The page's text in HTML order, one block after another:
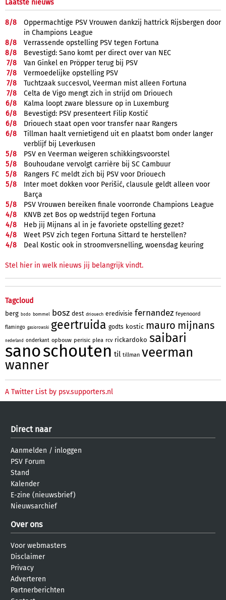
Laatste nieuws
8/8
Oppermachtige PSV Vrouwen dankzij hattrick Rijsbergen door
in Champions League
8/8
Verrassende opstelling PSV tegen Fortuna
8/8
Bevestigd: Sano komt per direct over van NEC
7/8
Van Ginkel en Pröpper terug bij PSV
7/8
Vermoedelijke opstelling PSV
7/8
Tuchtzaak succesvol, Veerman mist alleen Fortuna
7/8
Celta de Vigo mengt zich in strijd om Driouech
6/8
Kalma loopt zware blessure op in Luxemburg
6/8
Bevestigd: PSV presenteert Filip Kostić
6/8
Driouech staat open voor transfer naar Rangers
6/8
Tillman haalt vernietigend uit en plaatst bom onder langer
verblijf bij Leverkusen
5/8
PSV en Veerman weigeren schikkingsvoorstel
5/8
Bouhoudane vervolgt carrière bij SC Cambuur
5/8
Rangers FC meldt zich bij PSV voor Driouech
5/8
Inter moet dokken voor Perišić, clausule geldt alleen voor
Barça
5/8
PSV Vrouwen bereiken finale voorronde Champions League
4/8
KNVB zet Bos op wedstrijd tegen Fortuna
4/8
Heb jij Mijnans al in je favoriete opstelling gezet?
4/8
Weet PSV zich tegen Fortuna Sittard te herstellen?
4/8 Deal Kostic ook in stroomversnelling, woensdag keuring
Stel hier in welk nieuws jij belangrijk vindt.
Tagcloud
berg bodo bommel bosz dest driouech eredivisie fernandez feyenoord
flamingo gasiorowski geertruida godts kostic mauro mijnans
nederland onderkant opbouw perisic plea rcv rickardoko saibari
sanoschouten til tillman veerman
wanner
A Twitter List by psv.supporters.nl
Direct naar
Aanmelden / inloggen
PSV Forum
Stand
Kalender
E-zine (nieuwsbrief)
Nieuwsarchief
Over ons
Voor webmasters
Disclaimer
Privacy
Adverteren
Partnerberichten